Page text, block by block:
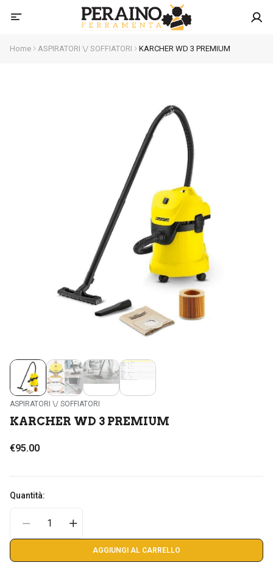
Home ASPIRATORI \/ SOFFIATORI KARCHER WD 3 PREMIUM
ASPIRATORI \/ SOFFIATORI
KARCHER WD 3 PREMIUM
€95.00
Quantità:
AGGIUNGI AL CARRELLO